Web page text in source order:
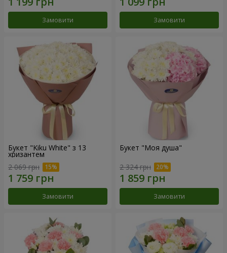
Замовити Замовити
Букет "Kiku White" з 13
хризантем
2 069 грн
Замовити
Букет "Моя душа"
2 324 грн
Замовити